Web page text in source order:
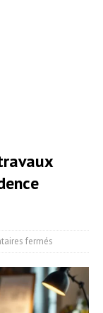
fermés